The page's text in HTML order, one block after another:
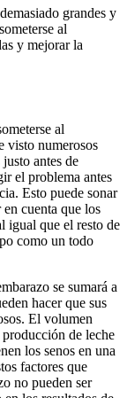
grandes y
al
y mejorar la
al
visto numerosos
antes de
el problema antes
Esto puede sonar
cuenta que los
igual que el resto de
como un todo
se sumará a
hacer que sus
El volumen
de leche
los senos en una
factores que
no pueden ser